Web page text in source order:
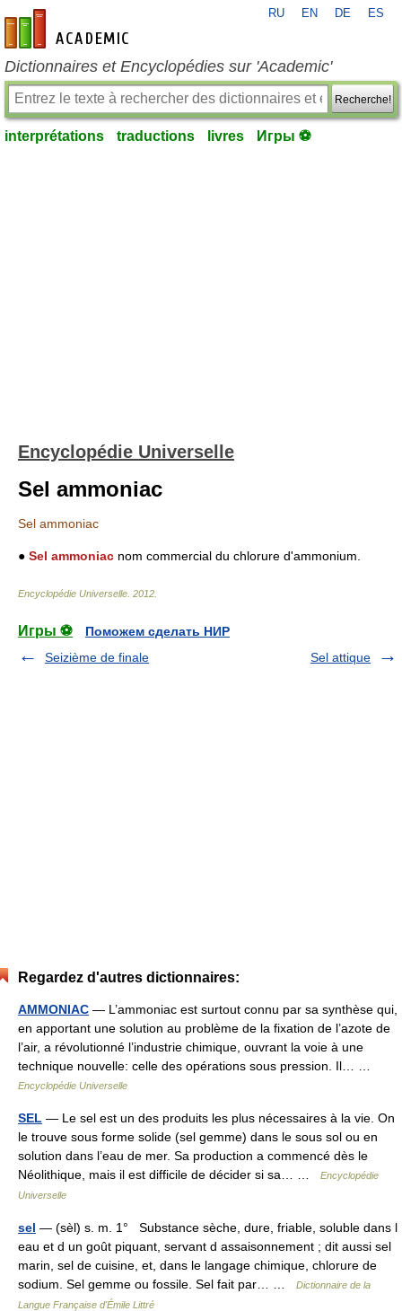
fr-academic.com
RU EN DE ES
Dictionnaires et Encyclopédies sur 'Academic'
Recherche!
interprétations traductions livres Игры ⚽
Encyclopédie Universelle
Sel ammoniac
Sel ammoniac
● Sel ammoniac nom commercial du chlorure d'ammonium.
Encyclopédie Universelle 2012
Игры ⚽
Поможем сделать НИР
Seizième de finale
Sel attique
Regardez d'autres dictionnaires:
AMMONIAC — L’ammoniac est surtout connu par sa synthèse qui,
en apportant une solution au problème de la fixation de l’azote de
l’air, a révolutionné l’industrie chimique, ouvrant la voie à une
technique nouvelle: celle des opérations sous pression. Il… …
Encyclopédie Universelle
SEL — Le sel est un des produits les plus nécessaires à la vie. On
le trouve sous forme solide (sel gemme) dans le sous sol ou en
solution dans l’eau de mer. Sa production a commencé dès le
Néolithique, mais il est difficile de décider si sa… …
Encyclopédie
Universelle
sel — (sèl) s. m. 1° Substance sèche, dure, friable, soluble dans l
eau et d un goût piquant, servant d assaisonnement ; dit aussi sel
marin, sel de cuisine, et, dans le langage chimique, chlorure de
sodium. Sel gemme ou fossile. Sel fait par… …
Dictionnaire de la
Langue Française d'Émile Littré